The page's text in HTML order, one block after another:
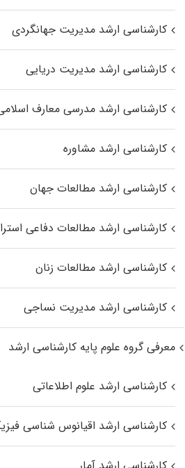
کارشناسی ارشد مدیریت جهانگردی
کارشناسی ارشد مدیریت دریایی
کارشناسی ارشد مدرسی معارف
کارشناسی ارشد مشاوره
کارشناسی ارشد مطالعات جهان
کارشناسی ارشد مطالعات دفاعی
کارشناسی ارشد مطالعات زنان
کارشناسی ارشد مدیریت نساجی
معرفی گروه علوم پایه کارشناسی ارشد
کارشناسی ارشد علوم اطلاعاتی
کارشناسی ارشد اقیانوس‌ شناسی